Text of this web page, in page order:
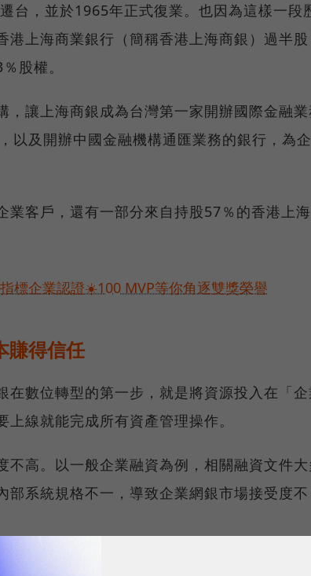
台，並於1965年正式復業。也因為這樣一段
港上海商業銀行（簡稱香港上海商銀）過半股
股權。
，讓上海商銀成為台灣第一家開辦國際金融
以及開辦中國金融機構通匯業務的銀行，為
業客戶，還有一部分來自持股57％的香港上
標企業認證☀️100 MVP等你角逐雙獎榮譽
賺得信任
在數位轉型的第一步，就是將資源投入在「
線就能完成所有資產管理操作。
不高。以一般企業融資為例，相關融資文件
系統規格不一，導致企業網銀市場接受度不
速掌握流程設計上可能遇到的痛點。現在，